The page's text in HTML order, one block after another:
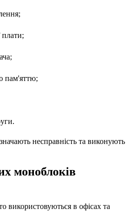
плати;
пам'яттю;
несправність та виконують
моноблоків
в офісах та